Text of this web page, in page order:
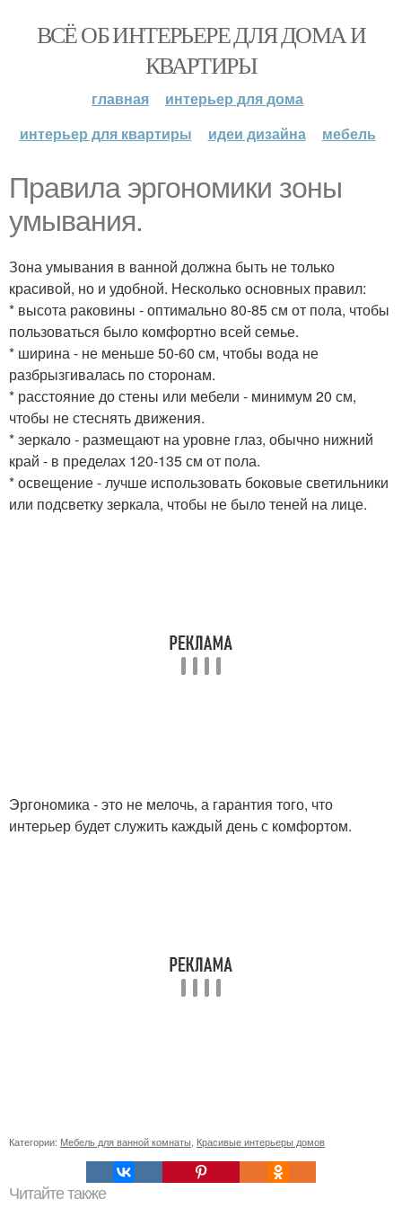
ВСЁ ОБ ИНТЕРЬЕРЕ ДЛЯ ДОМА И
КВАРТИРЫ
главная
интерьер для дома
интерьер для квартиры
идеи дизайна мебель
Правила эргономики зоны
умывания.
Зона умывания в ванной должна быть не только
красивой, но и удобной. Несколько основных правил:
* высота раковины - оптимально 80-85 см от пола, чтобы
пользоваться было комфортно всей семье.
* ширина - не меньше 50-60 см, чтобы вода не
разбрызгивалась по сторонам.
* расстояние до стены или мебели - минимум 20 см,
чтобы не стеснять движения.
* зеркало - размещают на уровне глаз, обычно нижний
край - в пределах 120-135 см от пола.
* освещение - лучше использовать боковые светильники
или подсветку зеркала, чтобы не было теней на лице.
Эргономика - это не мелочь, а гарантия того, что
интерьер будет служить каждый день с комфортом.
Категории: Мебель для ванной комнаты Красивые интерьеры домов
Читайте также